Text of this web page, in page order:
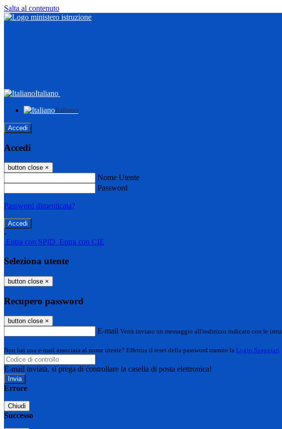
Salta al contenuto
Italiano
Italiano
Accedi
Accedi
button close ×
Nome Utente
Password
Password dimenticata?
-
Entra con SPID Entra con CIE
Seleziona utente
button close ×
Recupero password
button close ×
E-mail Verrà inviato un messaggio all'indirizzo indicato con le
Non hai una e-mail associata al nome utente? Effettua il reset della password tramite la Login Spaggiari
E-mail inviata, si prega di controllare la casella di posta elettronica!
Errore
Chiudi
Successo